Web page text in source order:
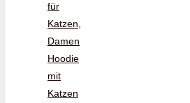
für
Katzen,
Damen
Hoodie
mit
Katzen